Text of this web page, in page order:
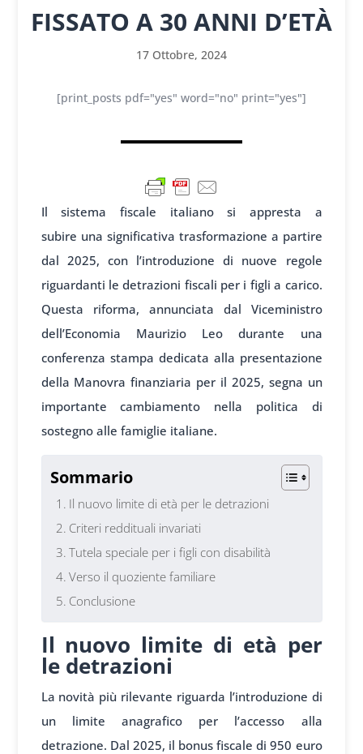
FISSATO A 30 ANNI D’ETÀ
17 Ottobre, 2024
[print_posts pdf="yes" word="no" print="yes"]
Il sistema fiscale italiano si appresta a
subire una significativa trasformazione a partire
dal 2025, con l’introduzione di nuove regole
riguardanti le detrazioni fiscali per i figli a carico.
Questa riforma, annunciata dal Viceministro
dell’Economia Maurizio Leo durante una
conferenza stampa dedicata alla presentazione
della Manovra finanziaria per il 2025, segna un
importante cambiamento nella politica di
sostegno alle famiglie italiane.
Sommario
Il nuovo limite di età per le detrazioni
Criteri reddituali invariati
Tutela speciale per i figli con disabilità
Verso il quoziente familiare
Conclusione
Il nuovo limite di età per
le detrazioni
La novità più rilevante riguarda l’introduzione di
unlimite anagrafico per l’accesso alla
detrazione. Dal 2025, il bonus fiscale di 950 euro